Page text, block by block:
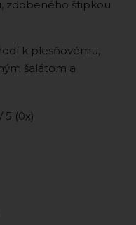
zdobeného štipkou
k plesňovému,
šalátom a
5 (0x)